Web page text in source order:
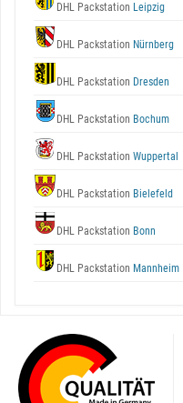
DHL Packstation Leipzig
DHL Packstation Nürnberg
DHL Packstation Dresden
DHL Packstation Bochum
DHL Packstation Wuppertal
DHL Packstation Bielefeld
DHL Packstation Bonn
DHL Packstation Mannheim